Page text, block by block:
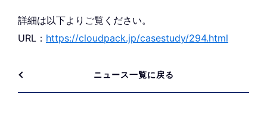
詳細は以下よりご覧ください。
URL： https://cloudpack.jp/casestudy/294.html
ニュース一覧に戻る